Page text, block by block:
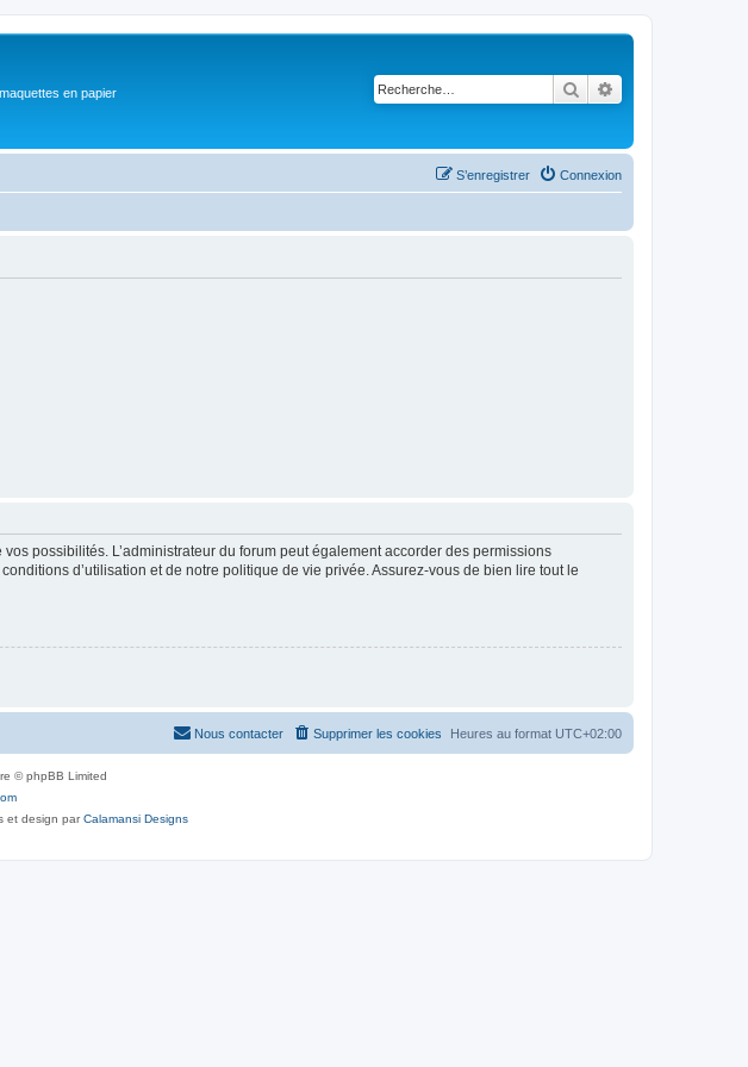
en papier Rechercher
Connexion
S’enregistrer
possibilités. L’administrateur du forum peut également accorder des permissions
d’utilisation et de notre politique de vie privée. Assurez-vous de bien lire tout le
Heures au format UTC+02:00
Supprimer les cookies
Nous contacter
© phpBB Limited
et design parCalamansi Designs